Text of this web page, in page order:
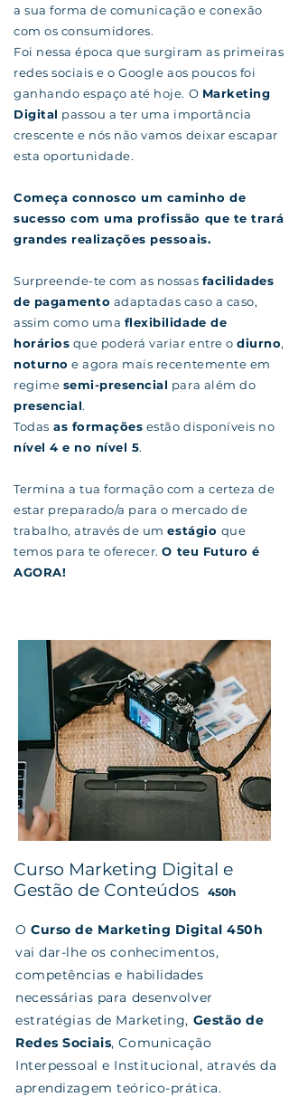
a sua forma de comunicação e conexão
com os consumidores.
Foi nessa época que surgiram as primeiras
redes sociais e o Google aos poucos foi
ganhando espaço até hoje. O Marketing
Digital passou a ter uma importância
crescente e nós não vamos deixar escapar
esta oportunidade.
Começa connosco um caminho de
sucesso com uma profissão que te trará
grandes realizações pessoais.
Surpreende-te com as nossas facilidades
de pagamento adaptadas caso a caso,
assim como uma flexibilidade de
horários que poderá variar entre odiurno,
noturno e agora mais recentemente em
regime semi-presencial para além do
presencial.
Todas as formações estão disponíveis no
nível 4 e no nível 5.
Termina a tua formação com a certeza de
estar preparado/a para o mercado de
trabalho, através de umestágio que
temos para te oferecer.O teu Futuro é
AGORA!
Curso Marketing Digital e
Gestão de Conteúdos
450h
O Curso de Marketing Digital 450h
vai dar-lhe os conhecimentos,
competências e habilidades
necessárias para desenvolver
estratégias de Marketing, Gestão de
Redes Sociais, Comunicação
Interpessoal e Institucional, através da
aprendizagem teórico-prática.